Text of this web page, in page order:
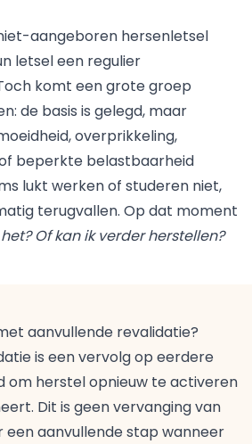
aangeboren hersenletsel
letsel een regulier
komt een grote groep
de basis is gelegd, maar
overprikkeling,
beperkte belastbaarheid
lukt werken of studeren niet,
terugvallen. Op dat moment
Of kan ik verder herstellen?
aanvullende revalidatie?
is een vervolg op eerdere
om herstel opnieuw te activeren
Dit is geen vervanging van
een aanvullende stap wanneer